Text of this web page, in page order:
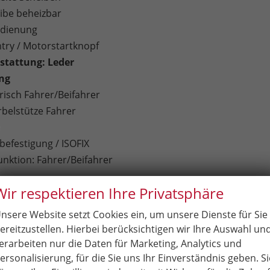
beheizbar
/ Motorstartknopf
Leder
Fahrer/Beifahrer
Fahrer
/ ISOFIX
Fahrer/Beifahrer
Soundsystem
Europa
über Bluetooth
Radioempfang)
respektieren Ihre Privatsphäre
Website setzt Cookies ein, um unsere Dienste für Sie
Hierbei berücksichtigen wir Ihre Auswahl
nur die Daten für Marketing, Analytics und
für die Sie uns Ihr Einverständnis geben.